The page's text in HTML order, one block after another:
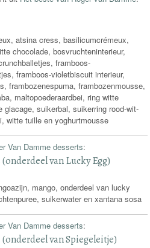
atsina cress, basilicumcrémeux,
chocolade, bosvruchteninterieur,
framboos-
framboos-violetbiscuit interieur,
frambozenespuma, frambozenmousse,
maltopoederaardbei, ring witte
glacage, suikerbal, suikerring rood-wit-
witte tuille en yoghurtmousse
Van Damme desserts:
van Lucky Egg)
mango, onderdeel van lucky
suikerwater en xantana sosa
Van Damme desserts:
van Spiegeleitje)